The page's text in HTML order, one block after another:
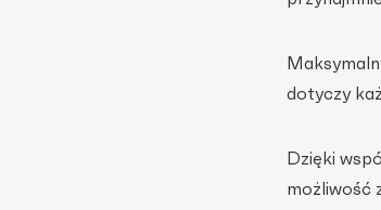
dotyczy
Dzięki
możliwość